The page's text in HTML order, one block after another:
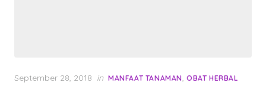
Posted
September 28, 2018 in MANFAAT TANAMAN, OBAT HERBAL